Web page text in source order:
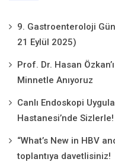
9. Gastroenteroloji
21 Eylül 2025)
Prof. Dr. Hasan
Minnetle Anıyoruz
Canlı Endoskopi
Hastanesi’nde Sizlerle!
“What’s New in HBV
toplantıya davetlisiniz!